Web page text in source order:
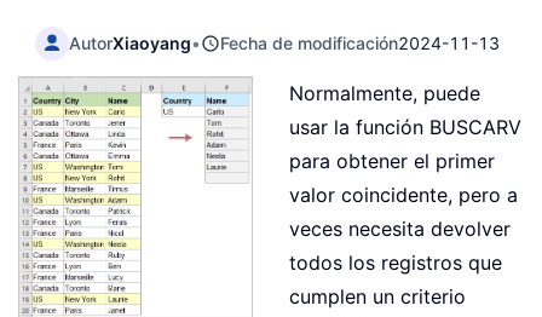
AutorXiaoyang• Fecha de modificación2024-11-13
Normalmente, puede
usar la función BUSCARV
para obtener el primer
valor coincidente, pero a
veces necesita devolver
todos los registros que
cumplen un criterio